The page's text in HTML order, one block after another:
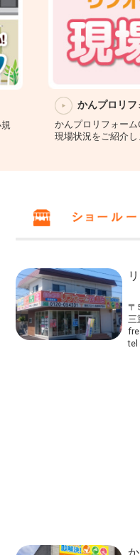
かんプロの施
かんプロだからで
事例集
〒
三
tel